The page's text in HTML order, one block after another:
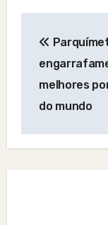
melhores
do mundo